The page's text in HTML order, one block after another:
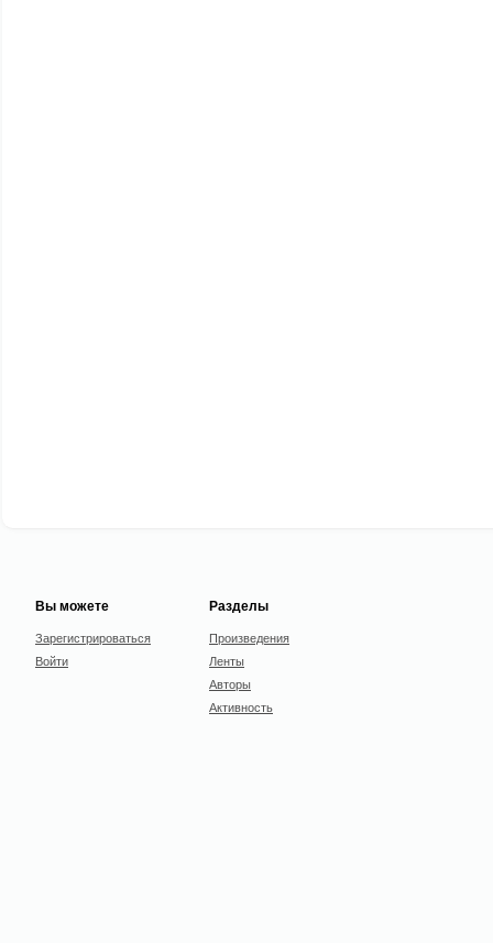
Вы можете
Зарегистрироваться
Войти
Разделы
Произведения
Ленты
Авторы
Активность